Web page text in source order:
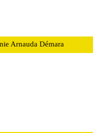
Arnauda Démara